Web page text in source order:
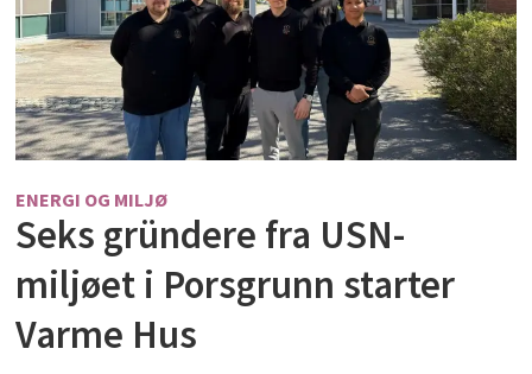
ENERGI OG MILJØ
Seks gründere fra USN-
miljøet i Porsgrunn starter
Varme Hus